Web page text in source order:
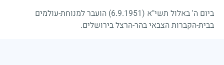
ביום ה' באלול תשי"א (6.9.1951)
הועבר למנוחת-עולמים
בבית-הקברות הצבאי בהר-הרצל בירושלים.